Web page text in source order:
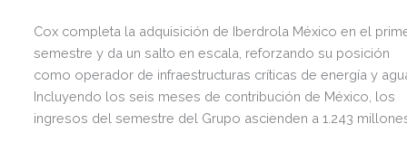
Cox completa la adquisición de Iberdrola México en el
semestre y da un salto en escala, reforzando su posición
como operador de infraestructuras críticas de energía y
Incluyendo los seis meses de contribución de México, los
ingresos del semestre del Grupo ascienden a 1.243